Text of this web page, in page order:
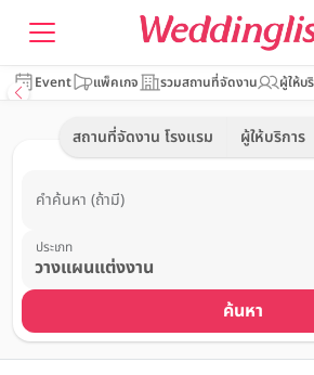
Event แพ็คเกจ รวมสถานที่จัดงาน ผู้ให้บ
สถานที่จัดงาน โรงแรม ผู้ให้บริการ
คำค้นหา (ถ้ามี)
ประเภท
ค้นหา